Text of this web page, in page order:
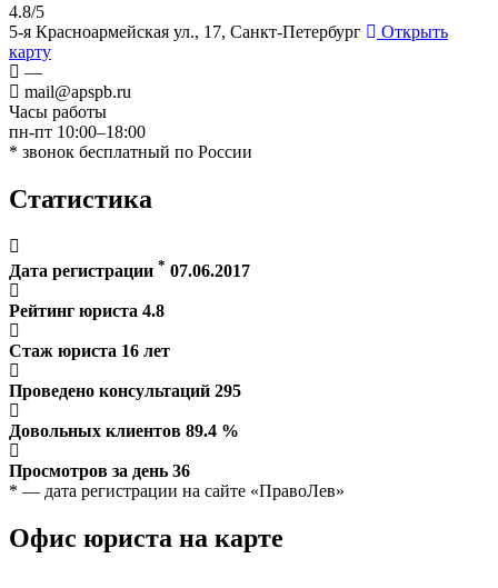
4.8/5
5-я Красноармейская ул., 17, Санкт-Петербург
Открыть
карту
—
mail@apspb.ru
Часы работы
пн-пт 10:00–18:00
* звонок бесплатный по России
Статистика
Дата регистрации * 07.06.2017
Рейтинг юриста 4.8
Стаж юриста 16 лет
Проведено консультаций 295
Довольных клиентов 89.4 %
Просмотров за день 36
* — дата регистрации на сайте «ПравоЛев»
Офис юриста на карте